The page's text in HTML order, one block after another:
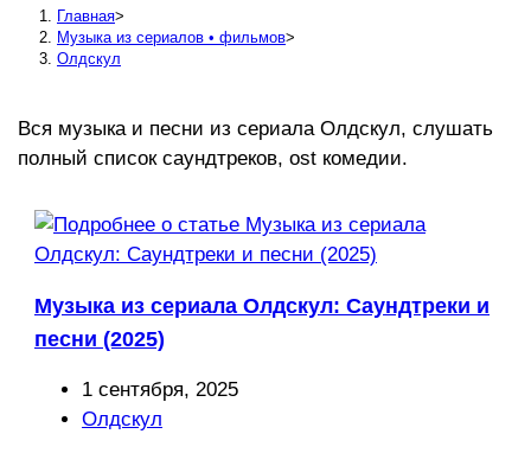
Главная>
Музыка из сериалов • фильмов>
Олдскул
Вся музыка и песни из сериала Олдскул, слушать
полный список саундтреков, ost комедии.
Музыка из сериала Олдскул: Саундтреки и
песни (2025)
Запись
опубликована:
1 сентября, 2025
Рубрика
Олдскул